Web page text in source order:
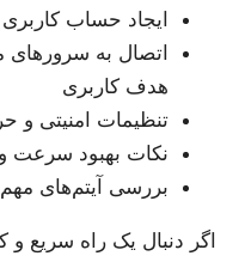
ایجاد حساب
اتصال به
هدف کاربری
تنظیمات امنیتی
نکات بهبود سرعت و
بررسی آیتم‌های مهم
اگر دنبال یک راه سریع و